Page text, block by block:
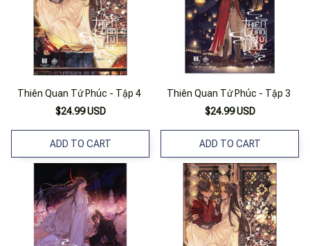
Thiên Quan Tứ Phúc - Tập 4
$24.99 USD
ADD TO CART
Thiên Quan Tứ Phúc - Tập 3
$24.99 USD
ADD TO CART